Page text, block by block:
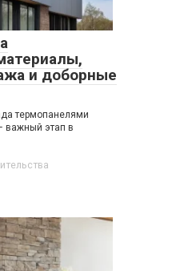
и доборные
термопанелями
важный этап в